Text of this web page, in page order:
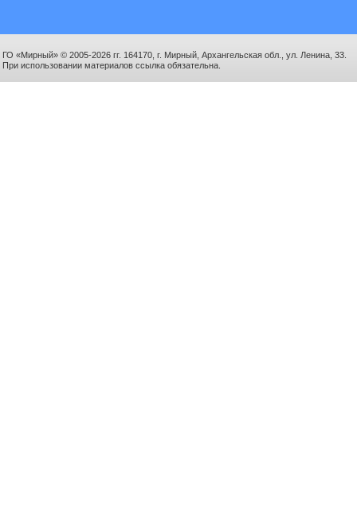
ГО «Мирный» © 2005-2026 гг. 164170, г. Мирный, Архангельская обл., ул. Ленина, 33.
При использовании материалов ссылка обязательна.